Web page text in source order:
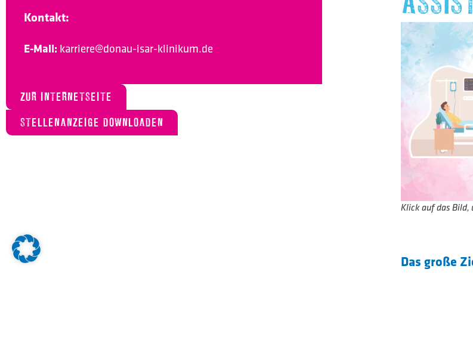
Kontakt:
E-Mail: karriere@donau-isar-klinikum.de
ZUR INTERNETSEITE
STELLENANZEIGE DOWNLOADEN
Klick auf das Bild,
Das große